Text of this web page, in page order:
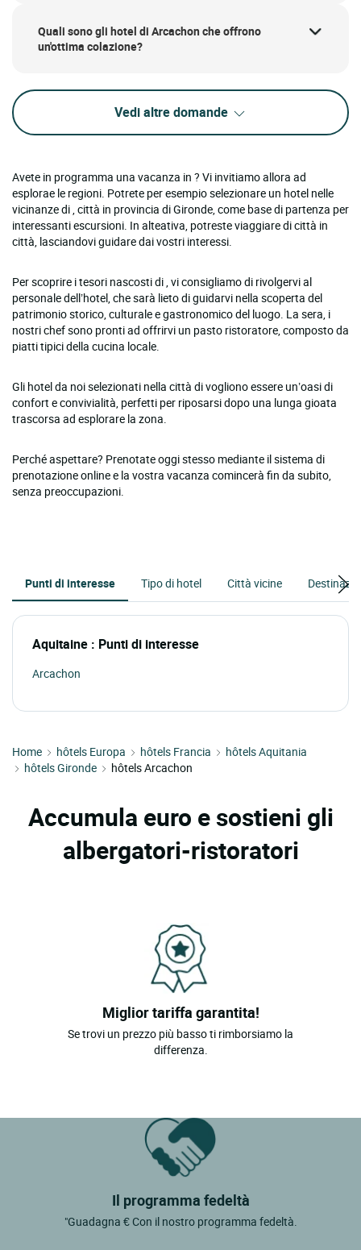
Quali sono gli hotel di Arcachon che offrono
un'ottima colazione?
Vedi altre domande
Avete in programma una vacanza in ? Vi invitiamo allora ad
esplorae le regioni. Potrete per esempio selezionare un hotel nelle
vicinanze di , città in provincia di Gironde, come base di partenza per
interessanti escursioni. In alteativa, potreste viaggiare di città in
città, lasciandovi guidare dai vostri interessi.
Per scoprire i tesori nascosti di , vi consigliamo di rivolgervi al
personale dell’hotel, che sarà lieto di guidarvi nella scoperta del
patrimonio storico, culturale e gastronomico del luogo. La sera, i
nostri chef sono pronti ad offrirvi un pasto ristoratore, composto da
piatti tipici della cucina locale.
Gli hotel da noi selezionati nella città di vogliono essere un’oasi di
confort e convivialità, perfetti per riposarsi dopo una lunga gioata
trascorsa ad esplorare la zona.
Perché aspettare? Prenotate oggi stesso mediante il sistema di
prenotazione online e la vostra vacanza comincerà fin da subito,
senza preoccupazioni.
Punti di interesse Tipo di hotel Città vicine
Aquitaine : Punti di interesse
Arcachon
Home hôtels Europa hôtels Francia
hôtels Aquitania
hôtels Gironde
hôtels Arcachon
Accumula euro e sostieni gli
albergatori-ristoratori
Miglior tariffa garantita!
Se trovi un prezzo più basso ti rimborsiamo la
differenza.
Il programma fedeltà
"Guadagna € Con il nostro programma fedeltà.